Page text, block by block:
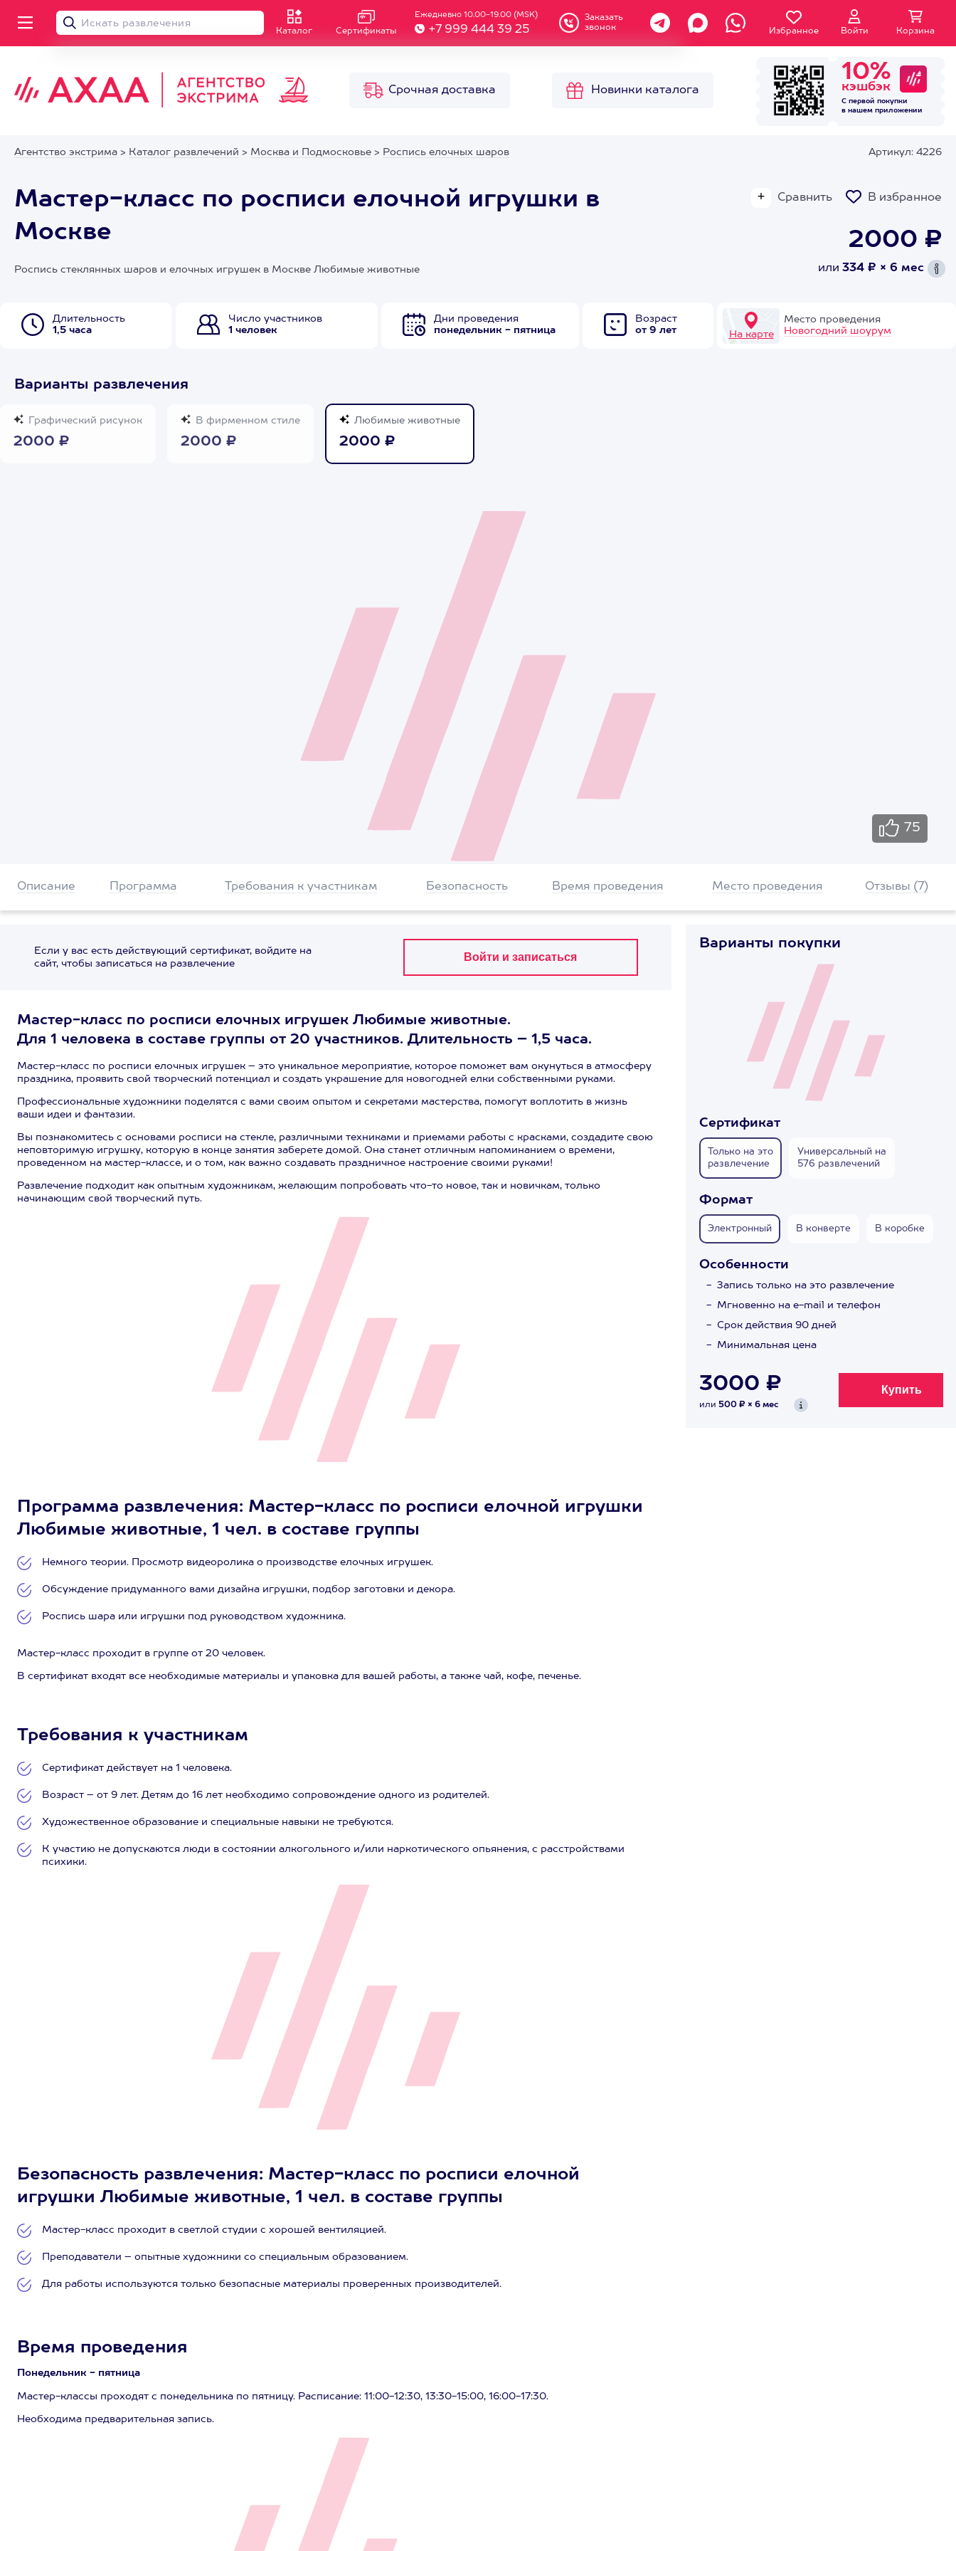
Каталог Сертификаты
Ежедневно 10.00-19.00 (MSK)
+7 999 444 39 25
Заказать
звонок
Избранное Войти Корзина
Срочная доставка Новинки каталога
10%
кэшбэк
С первой покупки
в нашем приложении
Агентство экстрима > Каталог развлечений > Москва и Подмосковье > Роспись елочных шаров Артикул: 4226
Мастер-класс по росписи елочной игрушки в
Москве
Сравнить В избранное
2000 ₽
или 334 ₽ × 6 мес
Роспись стеклянных шаров и елочных игрушек в Москве Любимые животные
Длительность
1,5 часа
Число участников
1 человек
Дни проведения
понедельник - пятница
Возраст
от 9 лет
На карте
Место проведения
Новогодний шоурум
Варианты развлечения
Графический рисунок
2000 ₽
В фирменном стиле
2000 ₽
Любимые животные
2000 ₽
75
Описание Программа Требования к участникам Безопасность Время проведения Место проведения Отзывы (7)
Если у вас есть действующий сертификат, войдите на
сайт, чтобы записаться на развлечение
Мастер-класс по росписи елочных игрушек Любимые животные.
Для 1 человека в составе группы от 20 участников. Длительность – 1,5 часа.
Мастер-класс по росписи елочных игрушек – это уникальное мероприятие, которое поможет вам окунуться в атмосферу
праздника, проявить свой творческий потенциал и создать украшение для новогодней елки собственными руками.
Профессиональные художники поделятся с вами своим опытом и секретами мастерства, помогут воплотить в жизнь
ваши идеи и фантазии.
Вы познакомитесь с основами росписи на стекле, различными техниками и приемами работы с красками, создадите свою
неповторимую игрушку, которую в конце занятия заберете домой. Она станет отличным напоминанием о времени,
проведенном на мастер-классе, и о том, как важно создавать праздничное настроение своими руками!
Развлечение подходит как опытным художникам, желающим попробовать что-то новое, так и новичкам, только
начинающим свой творческий путь.
Программа развлечения: Мастер-класс по росписи елочной игрушки
Любимые животные, 1 чел. в составе группы
Немного теории. Просмотр видеоролика о производстве елочных игрушек.
Обсуждение придуманного вами дизайна игрушки, подбор заготовки и декора.
Роспись шара или игрушки под руководством художника.
Мастер-класс проходит в группе от 20 человек.
В сертификат входят все необходимые материалы и упаковка для вашей работы, а также чай, кофе, печенье.
Требования к участникам
Сертификат действует на 1 человека.
Возраст – от 9 лет. Детям до 16 лет необходимо сопровождение одного из родителей.
Художественное образование и специальные навыки не требуются.
К участию не допускаются люди в состоянии алкогольного и/или наркотического опьянения, с расстройствами
психики.
Безопасность развлечения: Мастер-класс по росписи елочной
игрушки Любимые животные, 1 чел. в составе группы
Мастер-класс проходит в светлой студии с хорошей вентиляцией.
Преподаватели – опытные художники со специальным образованием.
Для работы используются только безопасные материалы проверенных производителей.
Время проведения
Понедельник - пятница
Мастер-классы проходят с понедельника по пятницу. Расписание: 11:00-12:30, 13:30-15:00, 16:00-17:30.
Необходима предварительная запись.
Варианты покупки
Сертификат
Только на это
развлечение
Универсальный на
576 развлечений
Формат
Электронный В конверте В коробке
Особенности
Запись только на это развлечение
Мгновенно на e-mail и телефон
Срок действия 90 дней
Минимальная цена
3000 ₽
или 500 ₽ × 6 мес